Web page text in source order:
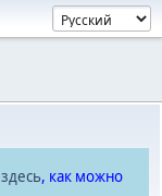
здесь, как можно